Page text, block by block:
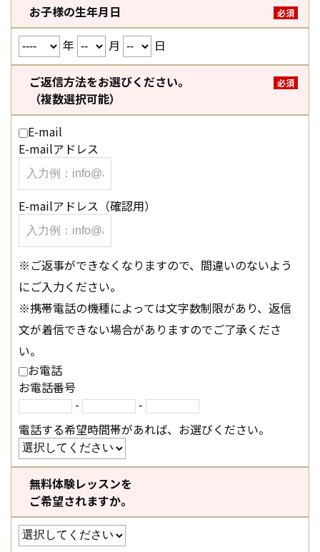
お子様の生年月日 必須
年 月 日
ご返信方法をお選びください。
（複数選択可能）
必須
E-mail
E-mailアドレス
E-mailアドレス（確認用）
※ご返事ができなくなりますので、間違いのないよう
にご入力ください。
※携帯電話の機種によっては文字数制限があり、返信
文が着信できない場合がありますのでご了承くださ
い。
お電話
お電話番号
-
-
電話する希望時間帯があれば、お選びください。
無料体験レッスンを
ご希望されますか。